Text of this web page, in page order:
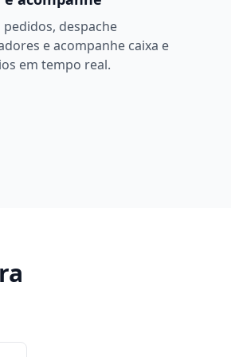
pedidos, despache
e acompanhe caixa e
em tempo real.